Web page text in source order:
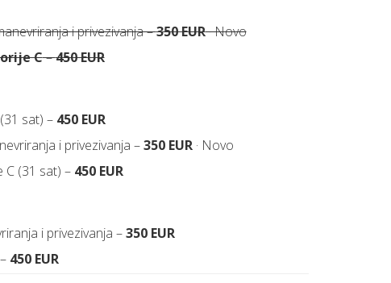
i privezivanja –350 EUR· Novo
C–450 EUR
sat) – 450 EUR
i privezivanja –350 EUR· Novo
C (31 sat) – 450 EUR
i privezivanja –350 EUR
450 EUR